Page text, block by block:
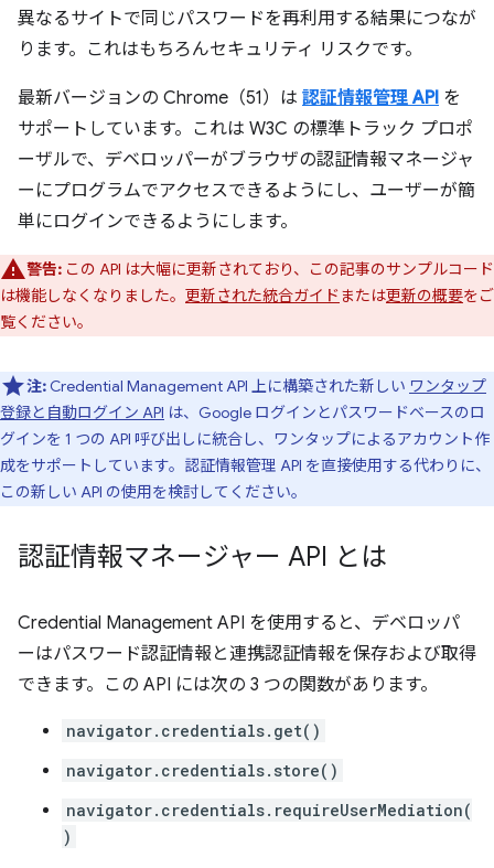
異なるサイトで同じパスワードを再利用する結果につなが
ります。これはもちろんセキュリティ リスクです。
最新バージョンの Chrome（51）は 認証情報管理 API を
サポートしています。これは W3C の標準トラック プロポ
ーザルで、デベロッパーがブラウザの認証情報マネージャ
ーにプログラムでアクセスできるようにし、ユーザーが簡
単にログインできるようにします。
警告: この API は大幅に更新されており、この記事のサンプルコード
は機能しなくなりました。 更新された統合ガイドまたは更新の概要をご
覧ください。
注: Credential Management API 上に構築された新しい ワンタップ
登録と自動ログイン API は、Google ログインとパスワードベースのロ
グインを 1 つの API 呼び出しに統合し、ワンタップによるアカウント作
成をサポートしています。認証情報管理 API を直接使用する代わりに、
この新しい API の使用を検討してください。
認証情報マネージャー API とは
Credential Management API を使用すると、デベロッパ
ーはパスワード認証情報と連携認証情報を保存および取得
できます。この API には次の 3 つの関数があります。
navigator.credentials.get()
navigator.credentials.store()
navigator.credentials.requireUserMediation(
)